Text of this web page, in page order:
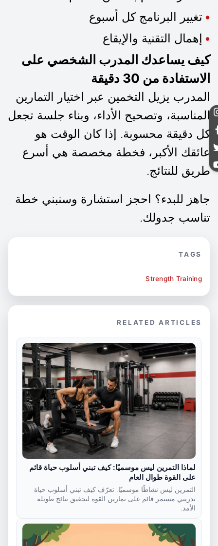
تغيير البرنامج كل أسبوع
إهمال التقنية والإيقاع
كيف يساعدك المدرب الشخصي على
الاستفادة من 30 دقيقة
المدرب يزيل التخمين عبر اختيار التمارين
المناسبة، وتصحيح الأداء، وبناء جلسة تجعل
كل دقيقة محسوبة. إذا كان الوقت هو
عائقك الأكبر، فخطة مخصصة هي أسرع
طريق للنتائج.
جاهز للبدء؟ احجز استشارة وسنبني خطة
تناسب جدولك.
TAGS
Strength Training
RELATED ARTICLES
لماذا التمرين ليس موسميًا: كيف تبني أسلوب حياة قائم
على القوة طوال العام
التمرين ليس نشاطًا موسميًا. تعرّف كيف تبني أسلوب حياة
تدريبي مستمر قائم على تمارين القوة لتحقيق نتائج طويلة
الأمد.